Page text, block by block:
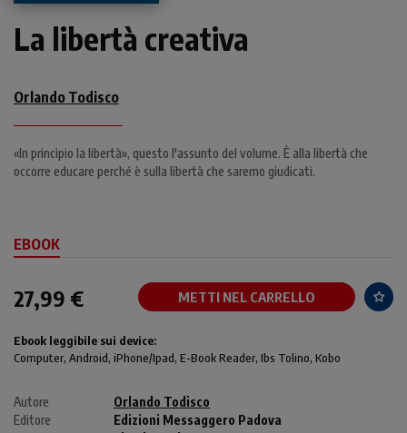
La libertà creativa
Orlando Todisco
«In principio la libertà», questo l'assunto del volume. È alla libertà che
occorre educare perché è sulla libertà che saremo giudicati.
EBOOK
27,99 € METTI NEL CARRELLO
Ebook leggibile sui device:
Computer, Android, iPhone/Ipad, E-Book Reader, Ibs Tolino, Kobo
Autore
Orlando Todisco
Editore
Edizioni Messaggero Padova